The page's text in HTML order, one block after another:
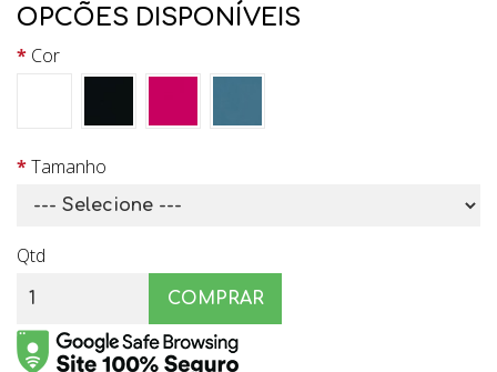
OPCÕES DISPONÍVEIS
Cor
Tamanho
Qtd
COMPRAR